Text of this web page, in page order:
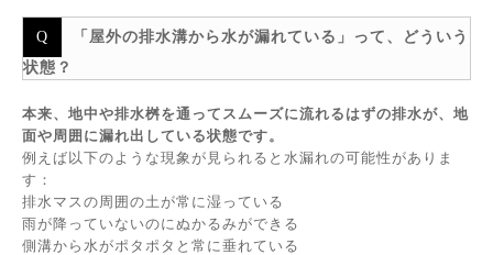
「屋外の排水溝から水が漏れている」って、どういう
状態？
本来、地中や排水桝を通ってスムーズに流れるはずの排水が、地
面や周囲に漏れ出している状態です。
例えば以下のような現象が見られると水漏れの可能性がありま
す：
排水マスの周囲の土が常に湿っている
雨が降っていないのにぬかるみができる
側溝から水がポタポタと常に垂れている